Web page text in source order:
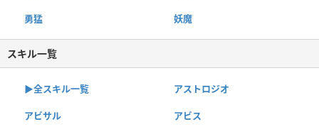
勇猛 妖魔
スキル一覧
▶︎全スキル一覧 アストロジオ
アビサル アビス